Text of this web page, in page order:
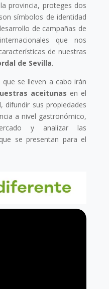
provincia, proteges dos
símbolos de identidad
de campañas de
que nos
de nuestras
de Sevilla.
se lleven a cabo irán
aceitunas en el
difundir sus propiedades
a nivel gastronómico,
y analizar las
se presentan para el